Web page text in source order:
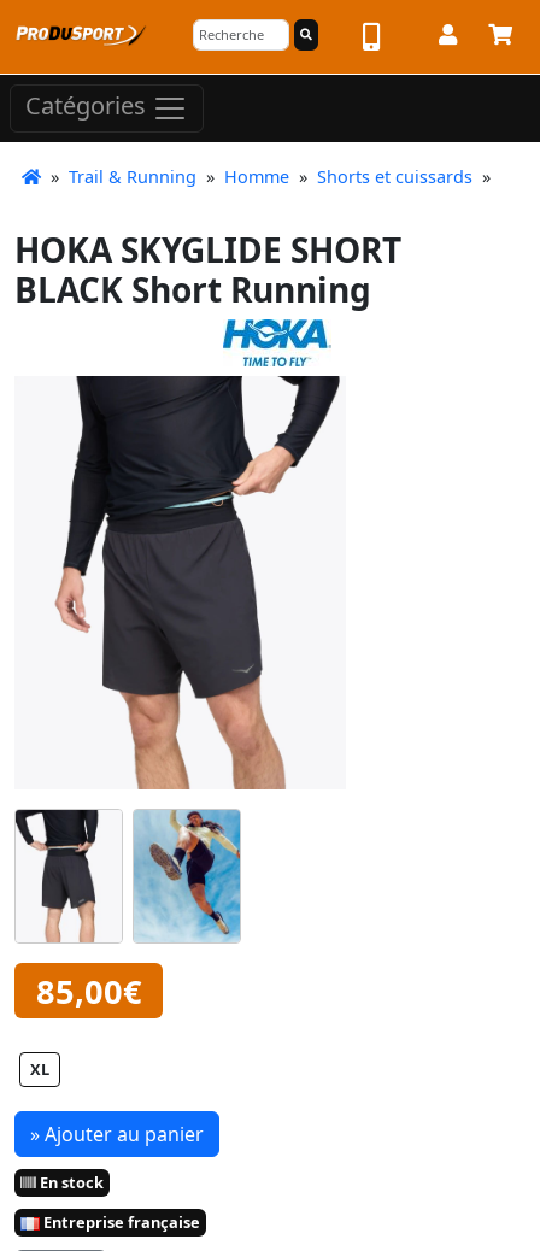
Catégories
» Trail & Running » Homme » Shorts et cuissards »
HOKA SKYGLIDE SHORT
BLACK Short Running
85,00€
XL
» Ajouter au panier
En stock
Entreprise française